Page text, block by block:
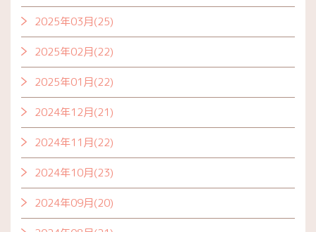
2025年03月(25)
2025年02月(22)
2025年01月(22)
2024年12月(21)
2024年11月(22)
2024年10月(23)
2024年09月(20)